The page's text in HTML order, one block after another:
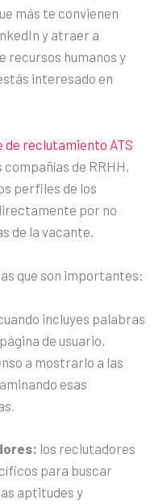
más te convienen
y atraer a
recursos humanos y
interesado en
reclutamiento ATS
de RRHH,
perfiles de los
por no
de la vacante.
que son importantes:
incluyes palabras
de usuario,
a mostrarlo a las
esas
los reclutadores
para buscar
aptitudes y